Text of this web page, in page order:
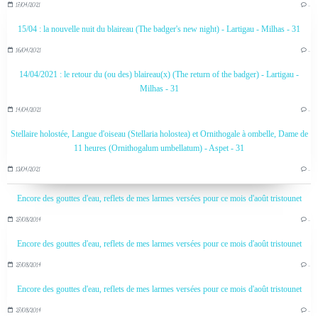
17/04/2021 …
15/04 : la nouvelle nuit du blaireau (The badger's new night) - Lartigau - Milhas - 31
16/04/2021 …
14/04/2021 : le retour du (ou des) blaireau(x) (The return of the badger) - Lartigau -
Milhas - 31
14/04/2021 …
Stellaire holostée, Langue d'oiseau (Stellaria holostea) et Ornithogale à ombelle, Dame de
11 heures (Ornithogalum umbellatum) - Aspet - 31
13/04/2021 …
Encore des gouttes d'eau, reflets de mes larmes versées pour ce mois d'août tristounet
27/08/2014 …
Encore des gouttes d'eau, reflets de mes larmes versées pour ce mois d'août tristounet
27/08/2014 …
Encore des gouttes d'eau, reflets de mes larmes versées pour ce mois d'août tristounet
27/08/2014 …